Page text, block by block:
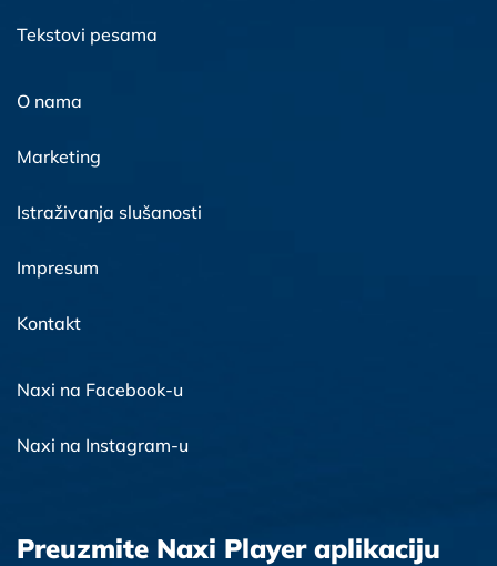
Tekstovi pesama
O nama
Marketing
Istraživanja slušanosti
Impresum
Kontakt
Naxi na Facebook-u
Naxi na Instagram-u
Preuzmite Naxi Player aplikaciju